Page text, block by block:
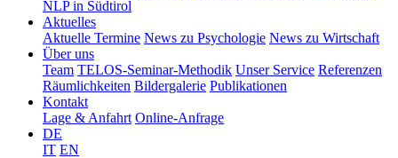
NLP in Südtirol
Aktuelles
Aktuelle Termine News zu Psychologie News zu Wirtschaft
Über uns
Team TELOS-Seminar-Methodik Unser Service Referenzen
Räumlichkeiten Bildergalerie Publikationen
Kontakt
Lage & Anfahrt Online-Anfrage
DE
IT EN